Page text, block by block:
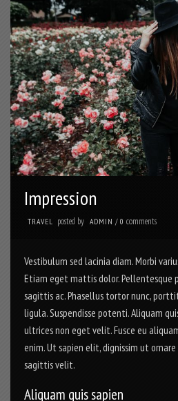
Impression
TRAVEL posted by ADMIN / 0 comments
Vestibulum sed lacinia diam. Morbi
Etiam eget mattis dolor. Pellentesque
sagittis ac. Phasellus tortor nunc,
ligula. Suspendisse potenti. Aliquam
ultrices non eget velit. Fusce eu
enim. Ut sapien elit, dignissim ut
sagittis velit.
Aliquam quis sapien